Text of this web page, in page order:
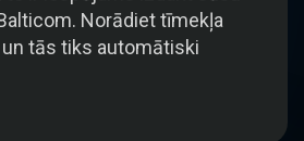
Norādiet tīmekļa
tās tiks automātiski